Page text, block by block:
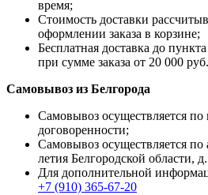
время;
Стоимость доставки
оформлении заказа в корзине;
Бесплатная доставка до
при сумме заказа от 20 000 руб.
Самовывоз из Белгорода
Самовывоз осуществляется по
договоренности;
Самовывоз осуществляется по
летия Белгородской области,
Для дополнительной
+7 (910) 365-67-20